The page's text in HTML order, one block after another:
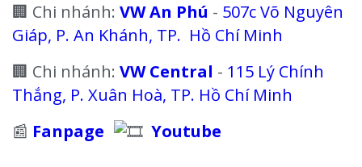
🏢 Chi nhánh: VW An Phú - 507c Võ Nguyên
Giáp, P. An Khánh, TP. Hồ Chí Minh
🏢 Chi nhánh: VW Central - 115 Lý Chính
Thắng, P. Xuân Hoà, TP. Hồ Chí Minh
📰 Fanpage Youtube